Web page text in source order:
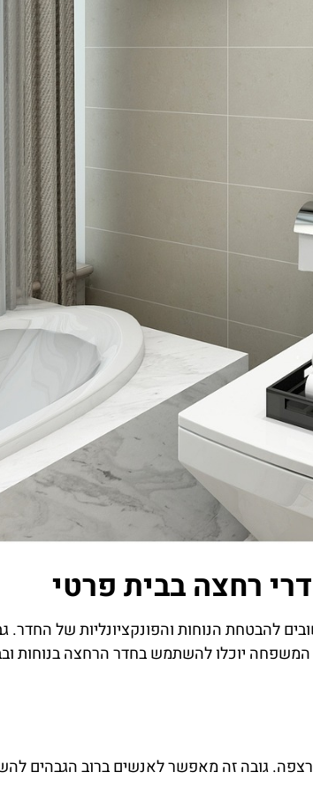
רחצה בבית פרטי
להבטחת הנוחות והפונקציונליות של החדר.
המשפחה יוכלו להשתמש בחדר הרחצה בנוחות